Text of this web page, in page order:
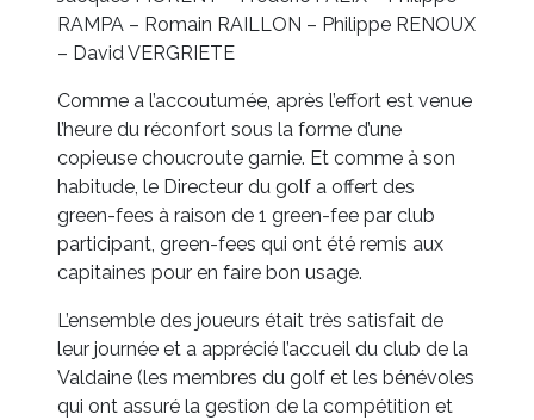
RAMPA – Romain RAILLON – Philippe RENOUX
– David VERGRIETE
Comme a l’accoutumée, après l’effort est venue
l’heure du réconfort sous la forme d’une
copieuse choucroute garnie. Et comme à son
habitude, le Directeur du golf a offert des
green-fees à raison de 1 green-fee par club
participant, green-fees qui ont été remis aux
capitaines pour en faire bon usage.
L’ensemble des joueurs était très satisfait de
leur journée et a apprécié l’accueil du club de la
Valdaine (les membres du golf et les bénévoles
qui ont assuré la gestion de la compétition et